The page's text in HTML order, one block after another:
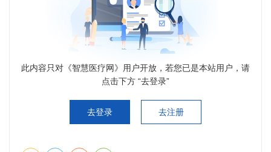
此内容只对《智慧医疗网》用户开放，若您已是本站用户，请
点击下方 “去登录”
去登录 去注册